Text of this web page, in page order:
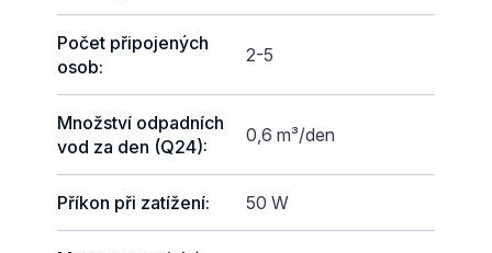
Počet připojených
osob:
2-5
Množství odpadních
vod za den (Q24):
0,6 m³/den
Příkon při zatížení: 50 W